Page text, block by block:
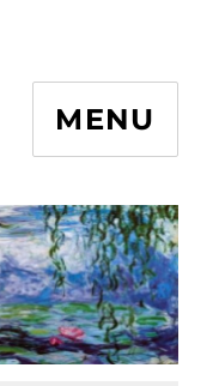
MENU